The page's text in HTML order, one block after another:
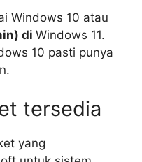
Windows 10 atau
di Windows 11.
10 pasti punya
tersedia
yang